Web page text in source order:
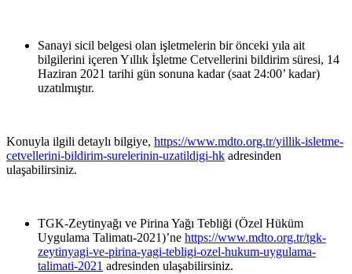
Sanayi sicil belgesi olan işletmelerin bir önceki yıla ait
bilgilerini içeren Yıllık İşletme Cetvellerini bildirim süresi, 14
Haziran 2021 tarihi gün sonuna kadar (saat 24:00’ kadar)
uzatılmıştır.
Konuyla ilgili detaylı bilgiye, https://www.mdto.org.tr/yillik-isletme-
cetvellerini-bildirim-surelerinin-uzatildigi-hk adresinden
ulaşabilirsiniz.
TGK-Zeytinyağı ve Pirina Yağı Tebliği (Özel Hüküm
Uygulama Talimatı-2021)’ne https://www.mdto.org.tr/tgk-
zeytinyagi-ve-pirina-yagi-tebligi-ozel-hukum-uygulama-
talimati-2021 adresinden ulaşabilirsiniz.